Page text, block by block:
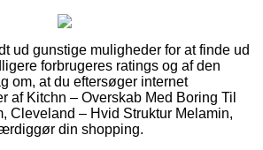
ud gunstige muligheder for at finde ud
forbrugeres ratings og af den
om, at du eftersøger internet
af Kitchn – Overskab Med Boring Til
Cleveland – Hvid Struktur Melamin,
din shopping.